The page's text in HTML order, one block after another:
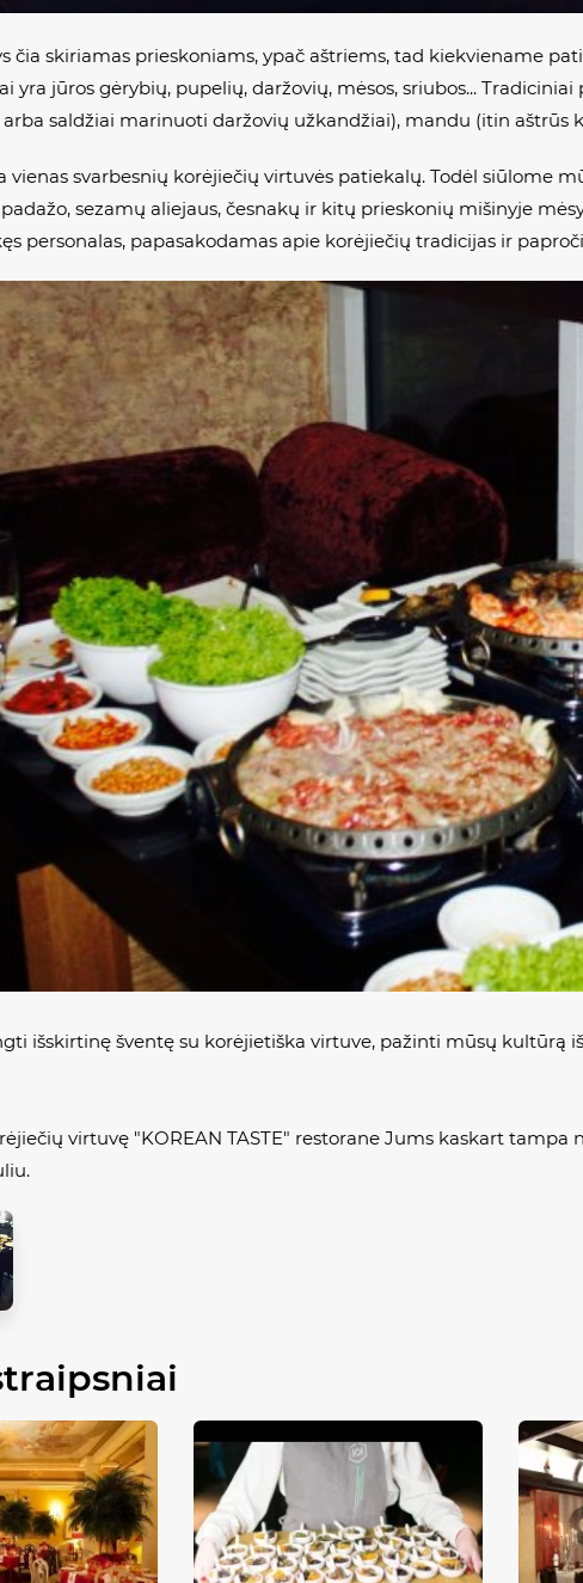
čia skiriamas prieskoniams, ypač aštriems, tad kiekviename
yra jūros gėrybių, pupelių, daržovių, mėsos, sriubos... Tradiciniai
arba saldžiai marinuoti daržovių užkandžiai), mandu (itin aštrūs
vienas svarbesnių korėjiečių virtuvės patiekalų. Todėl siūlome
sezamų aliejaus, česnakų ir kitų prieskonių mišinyje
personalas, papasakodamas apie korėjiečių tradicijas ir
išskirtinę šventę su korėjietiška virtuve, pažinti mūsų kultūrą
virtuvę "KOREAN TASTE" restorane Jums kaskart